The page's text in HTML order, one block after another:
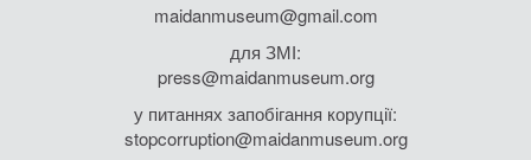
maidanmuseum@gmail.com
для ЗМІ:
press@maidanmuseum.org
у питаннях запобігання корупції:
stopcorruption@maidanmuseum.org